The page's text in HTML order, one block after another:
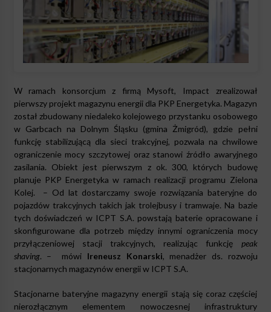
W ramach konsorcjum z firmą Mysoft, Impact zrealizował
pierwszy projekt magazynu energii dla PKP Energetyka. Magazyn
został zbudowany niedaleko kolejowego przystanku osobowego
w Garbcach na Dolnym Śląsku (gmina Żmigród), gdzie pełni
funkcję stabilizującą dla sieci trakcyjnej, pozwala na chwilowe
ograniczenie mocy szczytowej oraz stanowi źródło awaryjnego
zasilania. Obiekt jest pierwszym z ok. 300, których budowę
planuje PKP Energetyka w ramach realizacji programu Zielona
Kolej. – Od lat dostarczamy swoje rozwiązania bateryjne do
pojazdów trakcyjnych takich jak trolejbusy i tramwaje. Na bazie
tych doświadczeń w ICPT S.A. powstają baterie opracowane i
skonfigurowane dla potrzeb między innymi ograniczenia mocy
przyłączeniowej stacji trakcyjnych, realizując funkcję peak
shaving. – mówi Ireneusz Konarski, menadżer ds. rozwoju
stacjonarnych magazynów energii w ICPT S.A.
Stacjonarne bateryjne magazyny energii stają się coraz częściej
nierozłącznym elementem nowoczesnej infrastruktury